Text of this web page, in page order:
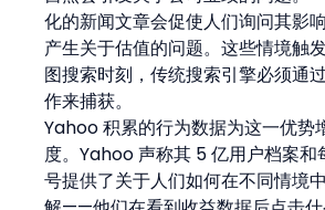
化的新闻文章会促使人们询问其影
产生关于估值的问题。这些情境触
图搜索时刻，传统搜索引擎必须通
作来捕获。
Yahoo 积累的行为数据为这一优势
度。Yahoo 声称其 5 亿用户档案和
号提供了关于人们如何在不同情境